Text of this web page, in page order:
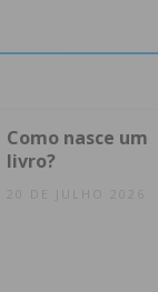
Como nasce um
livro?